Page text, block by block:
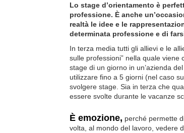
Lo stage d’orientamento è
professione. È anche
realtà le idee e le
determinata professione e di
In terza media tutti gli allievi e le
sulle professioni” nella quale
stage di un giorno in un’azienda
utilizzare fino a 5 giorni (nel caso
svolgere stage. Sia in terza che
essere svolte durante le vacanze
È emozione, perché permette
volta, al mondo del lavoro, vedere